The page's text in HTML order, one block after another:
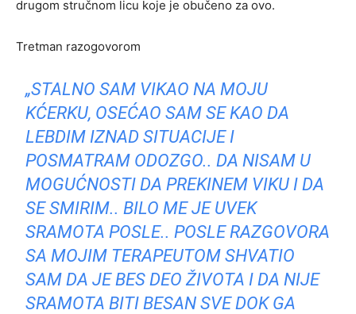
drugom stručnom licu koje je obučeno za ovo.
Tretman razogovorom
„STALNO SAM VIKAO NA MOJU
KĆERKU, OSEĆAO SAM SE KAO DA
LEBDIM IZNAD SITUACIJE I
POSMATRAM ODOZGO.. DA NISAM U
MOGUĆNOSTI DA PREKINEM VIKU I DA
SE SMIRIM.. BILO ME JE UVEK
SRAMOTA POSLE.. POSLE RAZGOVORA
SA MOJIM TERAPEUTOM SHVATIO
SAM DA JE BES DEO ŽIVOTA I DA NIJE
SRAMOTA BITI BESAN SVE DOK GA